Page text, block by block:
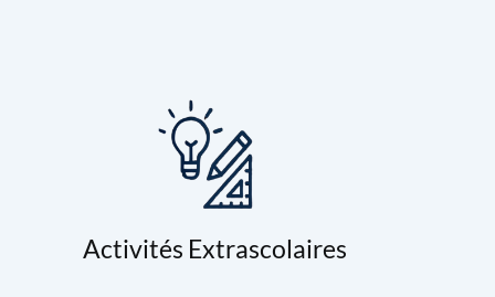
Activités Extrascolaires